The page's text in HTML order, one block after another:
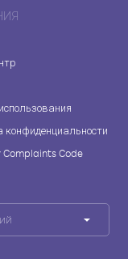
конфиденциальности
Complaints Code